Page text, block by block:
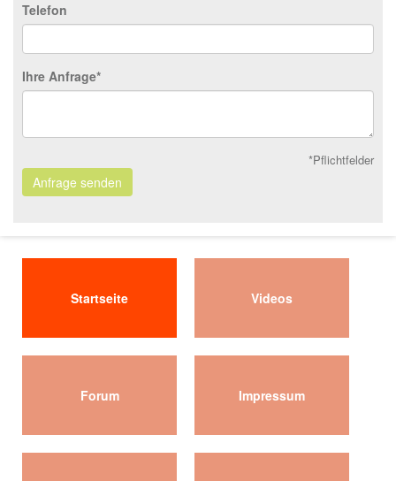
Telefon
Ihre Anfrage*
*Pflichtfelder
Anfrage senden
Startseite Videos
Forum Impressum